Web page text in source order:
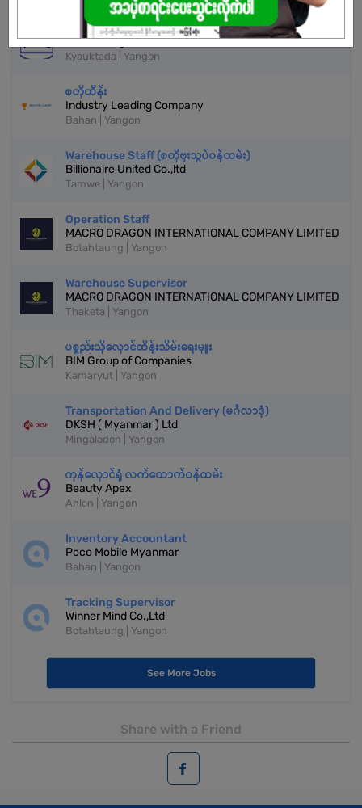
Warehouse Supervisor
Khin Maung Tun & Brothers
Kyauktada | Yangon
စတိုထိန်း
Industry Leading Company
Bahan | Yangon
Warehouse Staff (စတိုဗူးသွပ်ဝန်ထမ်း)
Billionaire United Co.,ltd
Tamwe | Yangon
Operation Staff
MACRO DRAGON INTERNATIONAL COMPANY LIMITED
Botahtaung | Yangon
Warehouse Supervisor
MACRO DRAGON INTERNATIONAL COMPANY LIMITED
Thaketa | Yangon
ပစ္စည်းသိုလှောင်ထိန်းသိမ်းရေးမှူး
BIM Group of Companies
Kamaryut | Yangon
Transportation And Delivery (မင်္ဂလာဒုံ)
DKSH ( Myanmar ) Ltd
Mingaladon | Yangon
ကုန်လှောင်ရုံ လက်ထောက်ဝန်ထမ်း
Beauty Apex
Ahlon | Yangon
Inventory Accountant
Poco Mobile Myanmar
Bahan | Yangon
Tracking Supervisor
Winner Mind Co.,Ltd
Botahtaung | Yangon
See More Jobs
Share with a Friend